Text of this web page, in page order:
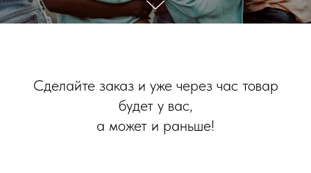
Сделайте заказ и уже через час товар
будет у вас,
а может и раньше!